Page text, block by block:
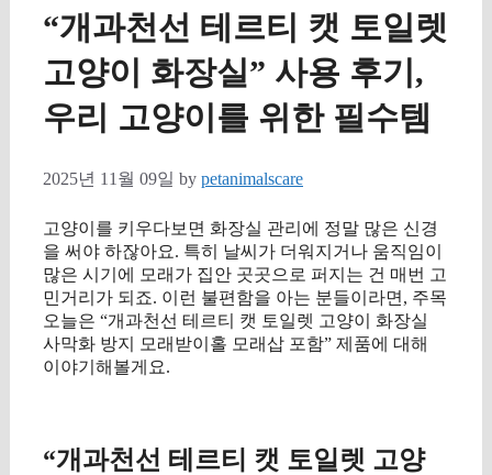
“개과천선 테르티 캣 토일렛
고양이 화장실” 사용 후기,
우리 고양이를 위한 필수템
2025년 11월 09일 by petanimalscare
고양이를 키우다보면 화장실 관리에 정말 많은 신경
을 써야 하잖아요. 특히 날씨가 더워지거나 움직임이
많은 시기에 모래가 집안 곳곳으로 퍼지는 건 매번 고
민거리가 되죠. 이런 불편함을 아는 분들이라면, 주목
오늘은 “개과천선 테르티 캣 토일렛 고양이 화장실
사막화 방지 모래받이홀 모래삽 포함” 제품에 대해
이야기해볼게요.
“개과천선 테르티 캣 토일렛 고양